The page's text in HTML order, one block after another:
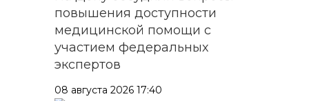
повышения доступности
медицинской помощи с
участием федеральных
экспертов
08 августа 2026 17:40